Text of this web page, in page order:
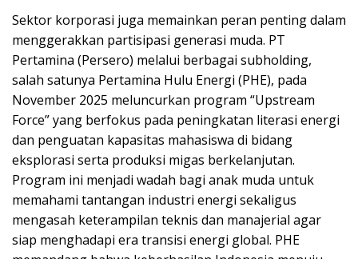
Sektor korporasi juga memainkan peran penting dalam
menggerakkan partisipasi generasi muda. PT
Pertamina (Persero) melalui berbagai subholding,
salah satunya Pertamina Hulu Energi (PHE), pada
November 2025 meluncurkan program “Upstream
Force” yang berfokus pada peningkatan literasi energi
dan penguatan kapasitas mahasiswa di bidang
eksplorasi serta produksi migas berkelanjutan.
Program ini menjadi wadah bagi anak muda untuk
memahami tantangan industri energi sekaligus
mengasah keterampilan teknis dan manajerial agar
siap menghadapi era transisi energi global. PHE